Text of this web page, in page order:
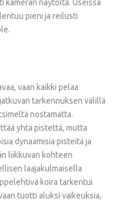
näytöltä. Useissa
pieni ja reilusti
vaan kaikki pelaa
tarkennuksen välillä
nostamatta.
yhtä pistettä, mutta
dynaamisia pisteitä ja
liikkuvan kohteen
laajakulmaisella
koira tarkentui
tuotti aluksi vaikeuksia,